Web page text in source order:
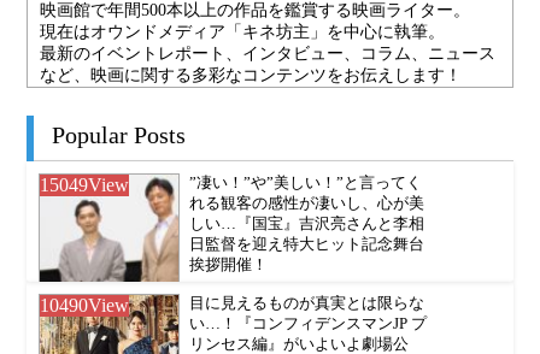
映画館で年間500本以上の作品を鑑賞する映画ライター。
現在はオウンドメディア「キネ坊主」を中心に執筆。
最新のイベントレポート、インタビュー、コラム、ニュース
など、映画に関する多彩なコンテンツをお伝えします！
Popular Posts
15049View
”凄い！”や”美しい！”と言ってく
れる観客の感性が凄いし、心が美
しい…『国宝』吉沢亮さんと李相
日監督を迎え特大ヒット記念舞台
挨拶開催！
10490View
目に見えるものが真実とは限らな
い…！『コンフィデンスマンJP プ
リンセス編』がいよいよ劇場公